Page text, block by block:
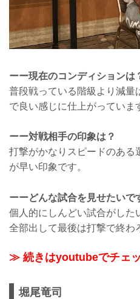
ーー現在のコンディションは
普段戦っている階級より減量
で良い感じに仕上がっていま
ーー対戦相手の印象は？
打撃がかなりスピードのある
が早い印象です。
ーーどんな試合を見せたいで
個人的にしんどい試合がした
全部出して最後は打撃で終わ
≫ 続きはyoutubeでチェ
堀尾竜司